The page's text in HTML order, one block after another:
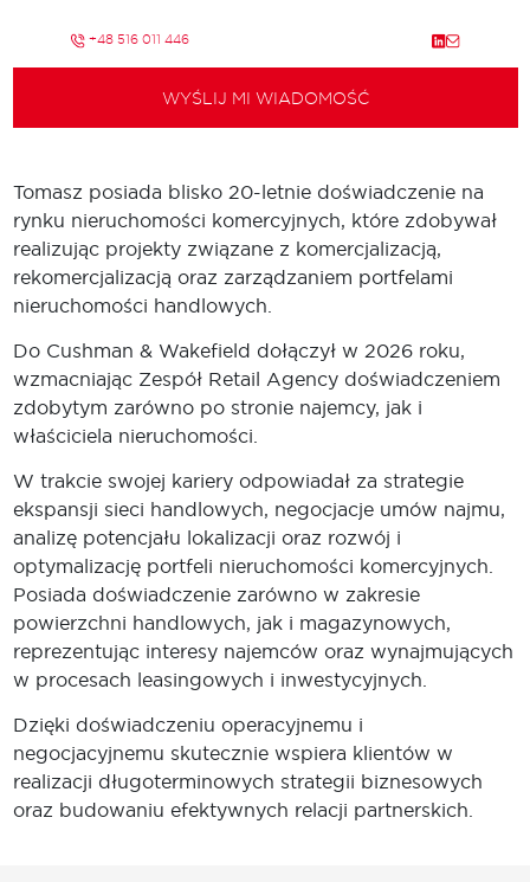
Tomasz posiada blisko 20-letnie doświadczenie na
rynku nieruchomości komercyjnych, które zdobywał
realizując projekty związane z komercjalizacją,
rekomercjalizacją oraz zarządzaniem portfelami
nieruchomości handlowych.
Do Cushman & Wakefield dołączył w 2026 roku,
wzmacniając Zespół Retail Agency doświadczeniem
zdobytym zarówno po stronie najemcy, jak i
właściciela nieruchomości.
W trakcie swojej kariery odpowiadał za strategie
ekspansji sieci handlowych, negocjacje umów najmu,
analizę potencjału lokalizacji oraz rozwój i
optymalizację portfeli nieruchomości komercyjnych.
Posiada doświadczenie zarówno w zakresie
powierzchni handlowych, jak i magazynowych,
reprezentując interesy najemców oraz wynajmujących
w procesach leasingowych i inwestycyjnych.
Dzięki doświadczeniu operacyjnemu i
negocjacyjnemu skutecznie wspiera klientów w
realizacji długoterminowych strategii biznesowych
oraz budowaniu efektywnych relacji partnerskich.
+48 516 011 446
WYŚLIJ MI WIADOMOŚĆ